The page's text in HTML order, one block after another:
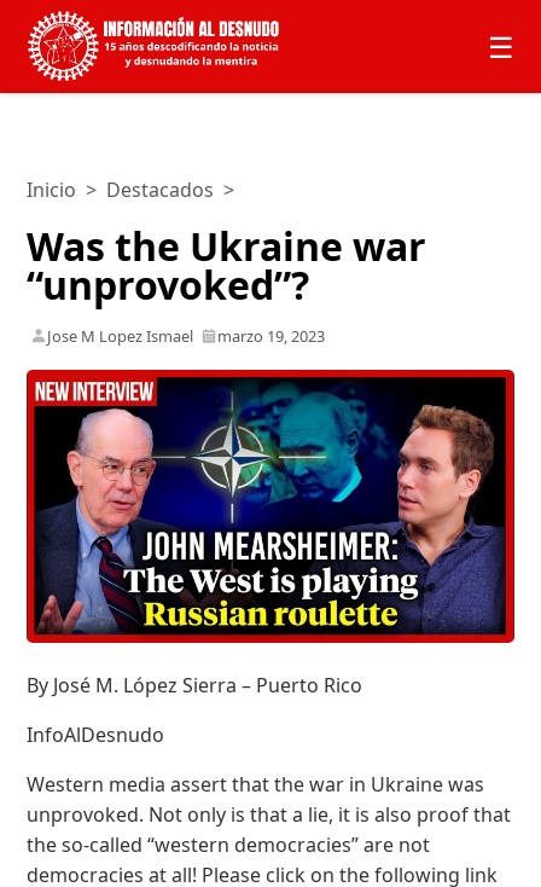
☰
Inicio > Destacados >
Was the Ukraine war
“unprovoked”?
Jose M Lopez Ismael marzo 19, 2023
By José M. López Sierra – Puerto Rico
InfoAlDesnudo
Western media assert that the war in Ukraine was
unprovoked. Not only is that a lie, it is also proof that
the so-called “western democracies” are not
democracies at all! Please click on the following link